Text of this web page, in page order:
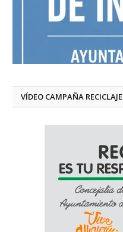
VÍDEO CAMPAÑA RECICLAJE